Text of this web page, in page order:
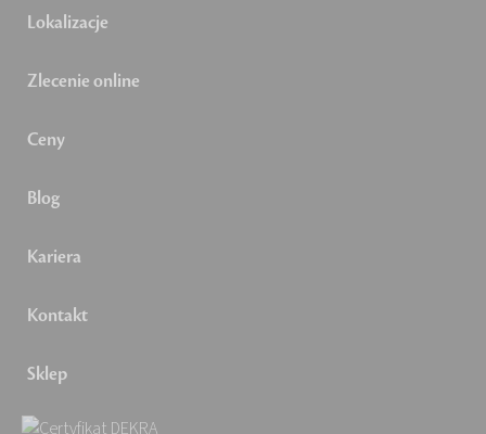
Lokalizacje
Zlecenie online
Ceny
Blog
Kariera
Kontakt
Sklep